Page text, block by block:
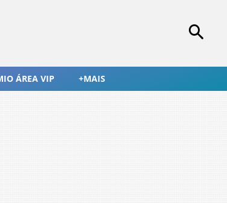
ÁREA VIP +MAIS